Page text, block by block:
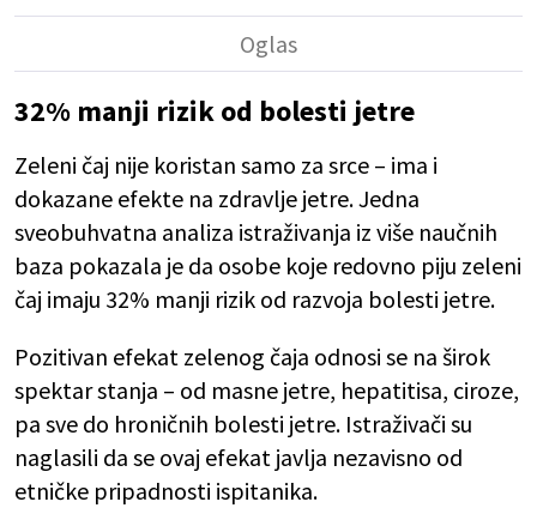
32% manji rizik od bolesti jetre
Zeleni čaj nije koristan samo za srce – ima i
dokazane efekte na zdravlje jetre. Jedna
sveobuhvatna analiza istraživanja iz više naučnih
baza pokazala je da osobe koje redovno piju zeleni
čaj imaju 32% manji rizik od razvoja bolesti jetre.
Pozitivan efekat zelenog čaja odnosi se na širok
spektar stanja – od masne jetre, hepatitisa, ciroze,
pa sve do hroničnih bolesti jetre. Istraživači su
naglasili da se ovaj efekat javlja nezavisno od
etničke pripadnosti ispitanika.